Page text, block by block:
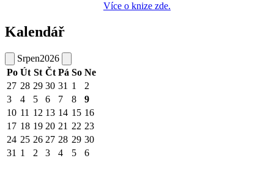
Více o knize zde.
Kalendář
Srpen2026
Po Út St Čt Pá So Ne
27 28 29 30 31 1
2
3
4 5 6 7 8
9
10 11 12 13 14 15 16
17 18 19 20 21 22 23
24 25 26 27 28 29 30
31 1 2 3 4 5 6